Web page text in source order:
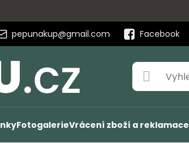
pepunakup@gmail.com Facebook
FotogalerieVrácení zboží a reklamace